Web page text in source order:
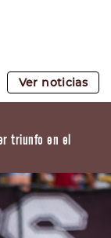
Ver noticias
triunfo en el